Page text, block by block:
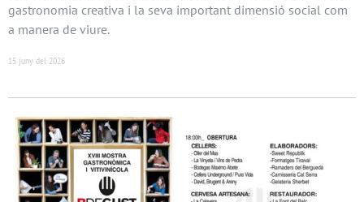
gastronomia creativa i la seva important dimensió social com
a manera de viure.
15 juny del 2026